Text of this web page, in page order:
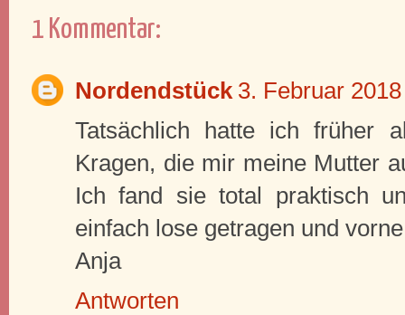
1 Kommentar:
Nordendstück 3. Februar
Tatsächlich hatte ich früher
Kragen, die mir meine Mutter
Ich fand sie total praktisch
einfach lose getragen und
Anja
Antworten